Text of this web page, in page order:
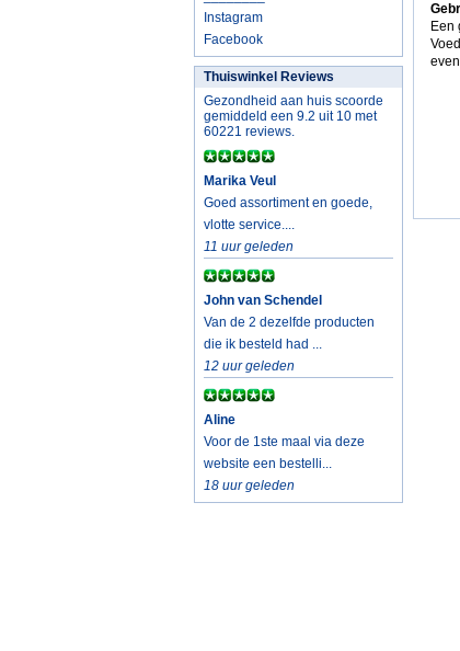
Instagram
Facebook
Thuiswinkel Reviews
Gezondheid aan huis scoorde
gemiddeld een 9.2 uit 10 met
60221 reviews.
Marika Veul
Goed assortiment en goede,
vlotte service....
11 uur geleden
John van Schendel
Van de 2 dezelfde producten
die ik besteld had ...
12 uur geleden
Aline
Voor de 1ste maal via deze
website een bestelli...
18 uur geleden
Een